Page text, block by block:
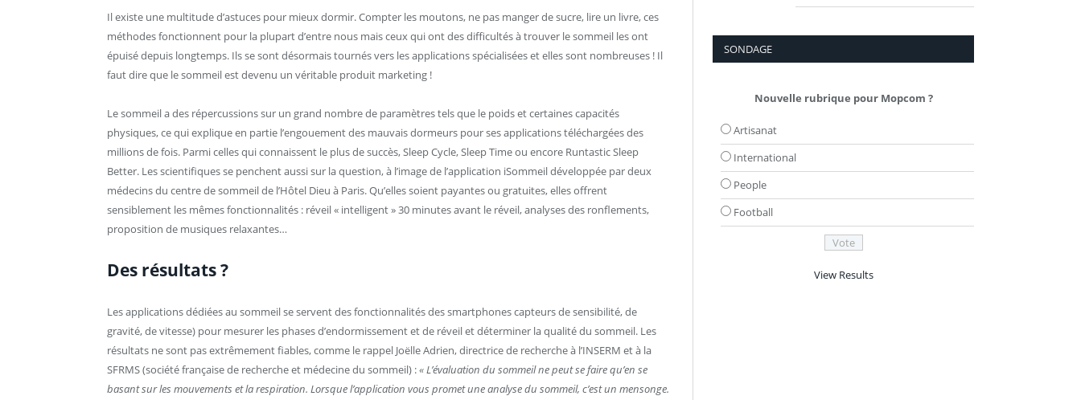
Il existe une multitude d’astuces pour mieux dormir. Compter les moutons, ne pas manger de sucre, lire un livre, ces
méthodes fonctionnent pour la plupart d’entre nous mais ceux qui ont des difficultés à trouver le sommeil les ont
épuisé depuis longtemps. Ils se sont désormais tournés vers les applications spécialisées et elles sont nombreuses ! Il
faut dire que le sommeil est devenu un véritable produit marketing !
Le sommeil a des répercussions sur un grand nombre de paramètres tels que le poids et certaines capacités
physiques, ce qui explique en partie l’engouement des mauvais dormeurs pour ses applications téléchargées des
millions de fois. Parmi celles qui connaissent le plus de succès, Sleep Cycle, Sleep Time ou encore Runtastic Sleep
Better. Les scientifiques se penchent aussi sur la question, à l’image de l’application iSommeil développée par deux
médecins du centre de sommeil de l’Hôtel Dieu à Paris. Qu’elles soient payantes ou gratuites, elles offrent
sensiblement les mêmes fonctionnalités : réveil « intelligent » 30 minutes avant le réveil, analyses des ronflements,
proposition de musiques relaxantes…
Des résultats ?
Les applications dédiées au sommeil se servent des fonctionnalités des smartphones capteurs de sensibilité, de
gravité, de vitesse) pour mesurer les phases d’endormissement et de réveil et déterminer la qualité du sommeil. Les
résultats ne sont pas extrêmement fiables, comme le rappel Joëlle Adrien, directrice de recherche à l’INSERM et à la
SFRMS (société française de recherche et médecine du sommeil) :« L’évaluation du sommeil ne peut se faire qu’en se
basant sur les mouvements et la respiration. Lorsque l’application vous promet une analyse du sommeil, c’est un mensonge.
SONDAGE
Nouvelle rubrique pour Mopcom ?
Artisanat
International
People
Football
View Results